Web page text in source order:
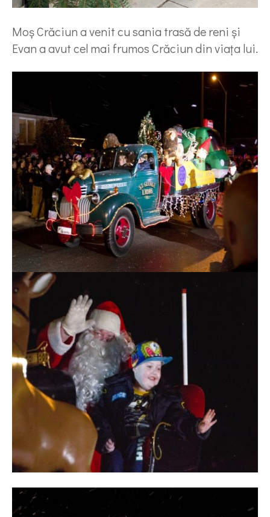
Moș Crăciun a venit cu sania trasă de reni și
Evan a avut cel mai frumos Crăciun din viața lui.